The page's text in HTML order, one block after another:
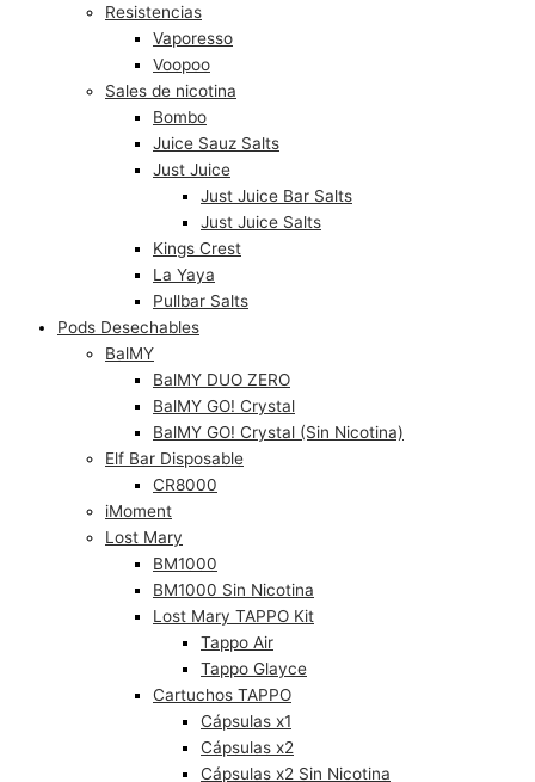
Resistencias
Vaporesso
Voopoo
Sales de nicotina
Bombo
Juice Sauz Salts
Just Juice
Just Juice Bar Salts
Just Juice Salts
Kings Crest
La Yaya
Pullbar Salts
Pods Desechables
BalMY
BalMY DUO ZERO
BalMY GO! Crystal
BalMY GO! Crystal (Sin Nicotina)
Elf Bar Disposable
CR8000
iMoment
Lost Mary
BM1000
BM1000 Sin Nicotina
Lost Mary TAPPO Kit
Tappo Air
Tappo Glayce
Cartuchos TAPPO
Cápsulas x1
Cápsulas x2
Cápsulas x2 Sin Nicotina